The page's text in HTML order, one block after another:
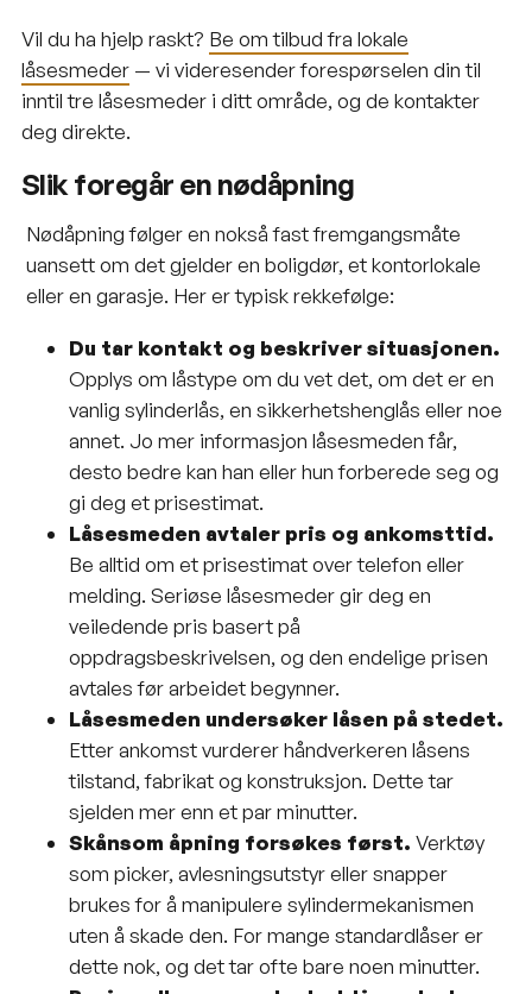
Vil du ha hjelp raskt? Be om tilbud fra lokale
låsesmeder — vi videresender forespørselen din til
inntil tre låsesmeder i ditt område, og de kontakter
deg direkte.
Slik foregår en nødåpning
Nødåpning følger en nokså fast fremgangsmåte
uansett om det gjelder en boligdør, et kontorlokale
eller en garasje. Her er typisk rekkefølge:
Du tar kontakt og beskriver situasjonen.
Opplys om låstype om du vet det, om det er en
vanlig sylinderlås, en sikkerhetshenglås eller noe
annet. Jo mer informasjon låsesmeden får,
desto bedre kan han eller hun forberede seg og
gi deg et prisestimat.
Låsesmeden avtaler pris og ankomsttid.
Be alltid om et prisestimat over telefon eller
melding. Seriøse låsesmeder gir deg en
veiledende pris basert på
oppdragsbeskrivelsen, og den endelige prisen
avtales før arbeidet begynner.
Låsesmeden undersøker låsen på stedet.
Etter ankomst vurderer håndverkeren låsens
tilstand, fabrikat og konstruksjon. Dette tar
sjelden mer enn et par minutter.
Skånsom åpning forsøkes først. Verktøy
som picker, avlesningsutstyr eller snapper
brukes for å manipulere sylindermekanismen
uten å skade den. For mange standardlåser er
dette nok, og det tar ofte bare noen minutter.